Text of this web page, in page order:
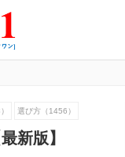
選び方（1456）
新版】